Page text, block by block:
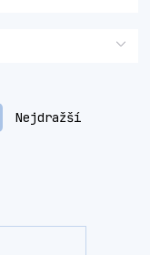
Nejdražší